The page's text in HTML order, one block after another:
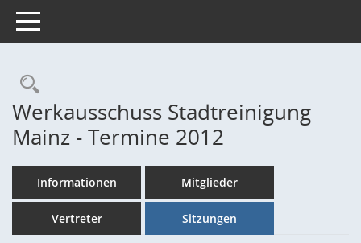
Toggle navigation
Rechercheauswahl
Werkausschuss Stadtreinigung
Mainz - Termine 2012
Informationen Mitglieder
Vertreter Sitzungen